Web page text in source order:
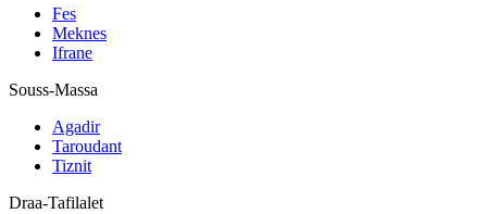
Fes
Meknes
Ifrane
Souss-Massa
Agadir
Taroudant
Tiznit
Draa-Tafilalet